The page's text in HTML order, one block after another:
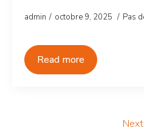
admin octobre 9, 2025 Pas
Read more